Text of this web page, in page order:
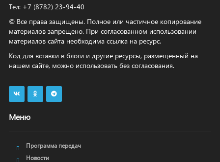
Тел: +7 (8782) 23‑94‑40
© Все права защищены. Полное или частичное копирование
материалов запрещено. При согласованном использовании
материалов сайта необходима ссылка на ресурс.
Код для вставки в блоги и другие ресурсы, размещенный на
нашем сайте, можно использовать без согласования.
Меню
Программа передач
Новости